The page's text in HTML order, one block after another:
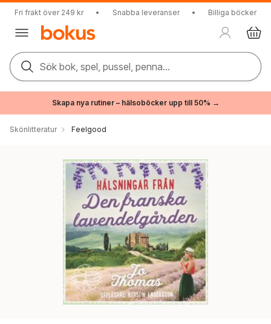
Fri frakt över 249 kr • Snabba leveranser • Billiga böcker
Sök bok, spel, pussel, penna...
Skapa nya rutiner – hälsoböcker upp till 50% →
Skönlitteratur Feelgood